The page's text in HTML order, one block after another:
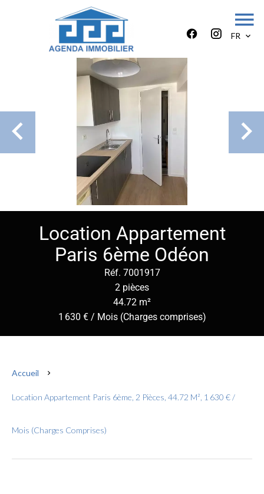
FR
Location Appartement
Paris 6ème Odéon
Réf. 7001917
2 pièces
44.72 m²
1 630 € / Mois (Charges comprises)
Accueil
Location Appartement Paris 6ème, 2 Pièces, 44.72 M², 1 630 € /
Mois (Charges Comprises)